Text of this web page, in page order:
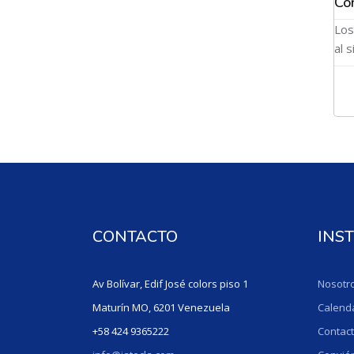
al
CONTACTO
Av Bolívar, Edif José colors piso 1
Maturín MO, 6201 Venezuela
+58 424 9365222